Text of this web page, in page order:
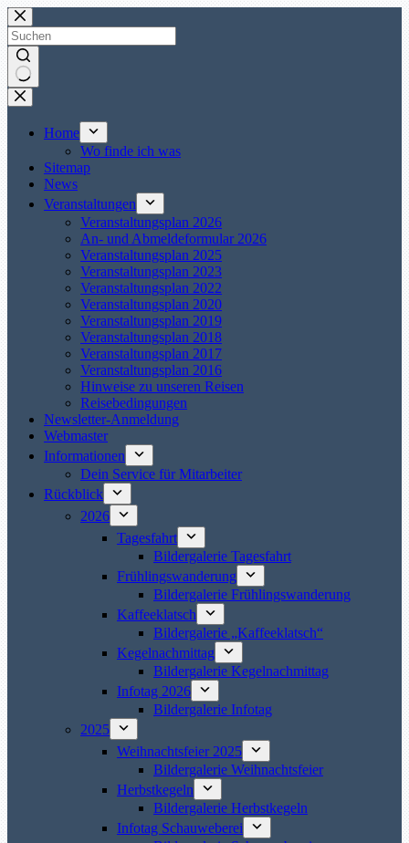
Zum
Inhalt
springen
Keine
Ergebnisse
Home
Wo finde ich was
Sitemap
News
Veranstaltungen
Veranstaltungsplan 2026
An- und Abmeldeformular 2026
Veranstaltungsplan 2025
Veranstaltungsplan 2023
Veranstaltungsplan 2022
Veranstaltungsplan 2020
Veranstaltungsplan 2019
Veranstaltungsplan 2018
Veranstaltungsplan 2017
Veranstaltungsplan 2016
Hinweise zu unseren Reisen
Reisebedingungen
Newsletter-Anmeldung
Webmaster
Informationen
Dein Service für Mitarbeiter
Rückblick
2026
Tagesfahrt
Bildergalerie Tagesfahrt
Frühlingswanderung
Bildergalerie Frühlingswanderung
Kaffeeklatsch
Bildergalerie „Kaffeeklatsch“
Kegelnachmittag
Bildergalerie Kegelnachmittag
Infotag 2026
Bildergalerie Infotag
2025
Weihnachtsfeier 2025
Bildergalerie Weihnachtsfeier
Herbstkegeln
Bildergalerie Herbstkegeln
Infotag Schauweberei